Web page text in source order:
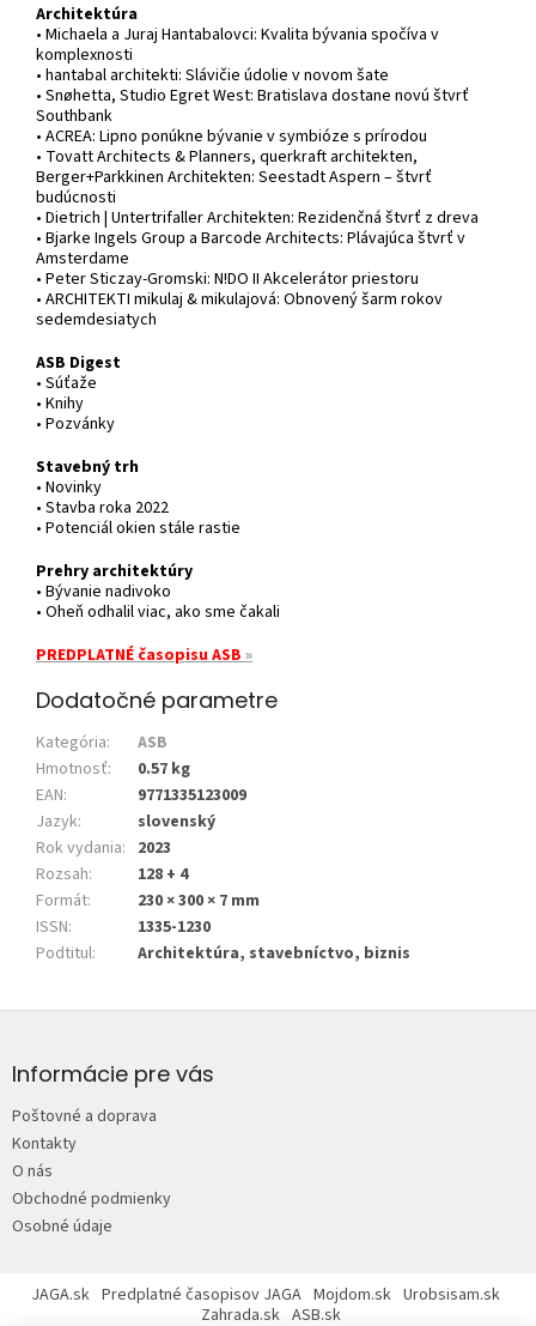
Architektúra
• Michaela a Juraj Hantabalovci: Kvalita bývania spočíva v
komplexnosti
• hantabal architekti: Slávičie údolie v novom šate
• Snøhetta, Studio Egret West: Bratislava dostane novú štvrť
Southbank
• ACREA: Lipno ponúkne bývanie v symbióze s prírodou
• Tovatt Architects & Planners, querkraft architekten,
Berger+Parkkinen Architekten: Seestadt Aspern – štvrť
budúcnosti
• Dietrich | Untertrifaller Architekten: Rezidenčná štvrť z dreva
• Bjarke Ingels Group a Barcode Architects: Plávajúca štvrť v
Amsterdame
• Peter Sticzay-Gromski: N!DO II Akcelerátor priestoru
• ARCHITEKTI mikulaj & mikulajová: Obnovený šarm rokov
sedemdesiatych
ASB Digest
• Súťaže
• Knihy
• Pozvánky
Stavebný trh
• Novinky
• Stavba roka 2022
• Potenciál okien stále rastie
Prehry architektúry
• Bývanie nadivoko
• Oheň odhalil viac, ako sme čakali
PREDPLATNÉ časopisu ASB »
Dodatočné parametre
Kategória:
ASB
Hmotnosť:
0.57 kg
EAN:
9771335123009
Jazyk:
slovenský
Rok vydania: 2023
Rozsah:
128 + 4
Formát:
230 × 300 × 7 mm
ISSN:
1335-1230
Podtitul: Architektúra, stavebníctvo, biznis
p
e
Informácie pre vás
Poštovné a doprava
Kontakty
O nás
Obchodné podmienky
Osobné údaje
JAGA.sk Predplatné časopisov JAGA Mojdom.sk Urobsisam.sk
Zahrada.sk ASB.sk